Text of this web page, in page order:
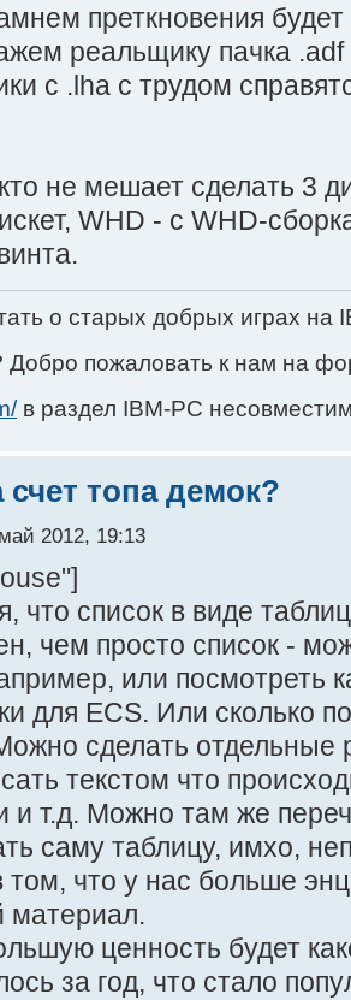
преткновения
реальщику пачка
с .lha с трудом
не мешает сделать 3
WHD - с WHD-
о старых добрых играх на
Добро пожаловать к нам на
в раздел IBM-PC
счет топа демок?
2012, 19:13
что список в виде
чем просто список -
или посмотреть
для ECS. Или сколько
сделать отдельные
текстом что
и т.д. Можно там же
саму таблицу, имхо,
том, что у нас больше
материал.
ценность будет
за год, что стало